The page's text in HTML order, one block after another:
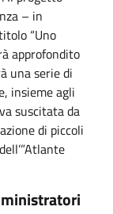
– in
“Uno
approfondito
una serie di
insieme agli
suscitata da
di piccoli